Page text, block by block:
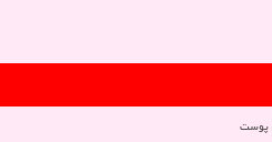
پوست